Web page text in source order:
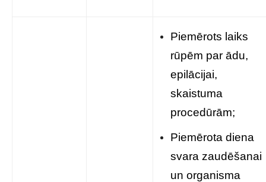
Piemērots laiks
rūpēm par ādu,
epilācijai,
skaistuma
procedūrām;
Piemērota diena
svara zaudēšanai
un organisma